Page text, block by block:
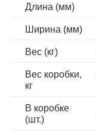
Длина (мм)
Ширина (мм)
Вес (кг)
Вес коробки,
кг
В коробке
(шт.)